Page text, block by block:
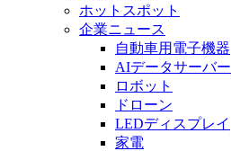
ホットスポット
企業ニュース
自動車用電子機器
AIデータサーバー
ロボット
ドローン
LEDディスプレイ
家電